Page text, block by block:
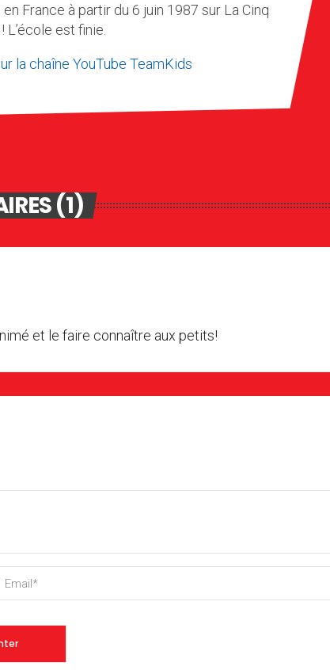
France à partir du 6 juin 1987 sur La Cinq
L’école est finie.
la chaîne YouTube TeamKids
(1)
et le faire connaître aux petits!